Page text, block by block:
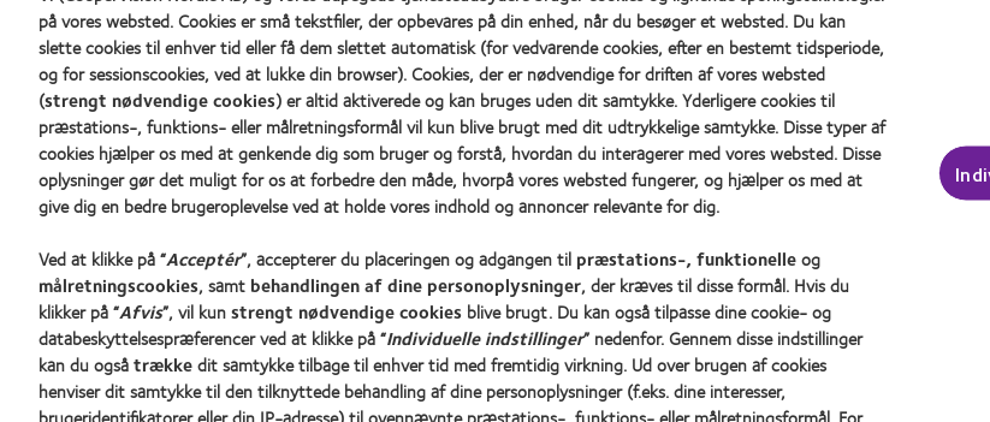
produkt,
med
MyDay®
(2013)
Year
(2013)
&
2010
(2012)
Vores produkter
Kontaktlinseteknologi
Ny bruger
Erfaren bruger
Om os
Karriere
Nyheder og medier
Kontakt os
Legal
Persondatapolitik
Cookie-erklæring
på vores websted. Cookies er små tekstfiler, der opbevares på din enhed, når du besøger et websted. Du kan
slette cookies til enhver tid eller få dem slettet automatisk (for vedvarende cookies, efter en bestemt tidsperiode,
og for sessionscookies, ved at lukke din browser). Cookies, der er nødvendige for driften af vores websted
(strengt nødvendige cookies) er altid aktiverede og kan bruges uden dit samtykke. Yderligere cookies til
præstations-, funktions- eller målretningsformål vil kun blive brugt med dit udtrykkelige samtykke. Disse typer af
cookies hjælper os med at genkende dig som bruger og forstå, hvordan du interagerer med vores websted. Disse
oplysninger gør det muligt for os at forbedre den måde, hvorpå vores websted fungerer, og hjælper os med at
give dig en bedre brugeroplevelse ved at holde vores indhold og annoncer relevante for dig.
Ved at klikke på “Acceptér”, accepterer du placeringen og adgangen til præstations-, funktionelleog
målretningscookies, samt behandlingen af dine personoplysninger, der kræves til disse formål. Hvis du
klikker på “Afvis”, vil kunstrengt nødvendige cookies blive brugt. Du kan også tilpasse dine cookie- og
databeskyttelsespræferencer ved at klikke på “Individuelle indstillinger” nedenfor. Gennem disse indstillinger
kan du ogsåtrækkedit samtykke tilbage til enhver tid med fremtidig virkning. Ud over brugen af cookies
henviser dit samtykke til den tilknyttede behandling af dine personoplysninger (f.eks. dine interesser,